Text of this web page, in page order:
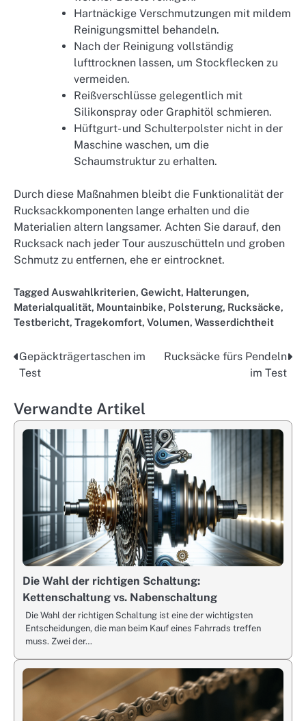
Hartnäckige Verschmutzungen mit mildem
Reinigungsmittel behandeln.
Nach der Reinigung vollständig
lufttrocknen lassen, um Stockflecken zu
vermeiden.
Reißverschlüsse gelegentlich mit
Silikonspray oder Graphitöl schmieren.
Hüftgurt- und Schulterpolster nicht in der
Maschine waschen, um die
Schaumstruktur zu erhalten.
Durch diese Maßnahmen bleibt die Funktionalität der
Rucksackkomponenten lange erhalten und die
Materialien altern langsamer. Achten Sie darauf, den
Rucksack nach jeder Tour auszuschütteln und groben
Schmutz zu entfernen, ehe er eintrocknet.
Tagged Auswahlkriterien, Gewicht, Halterungen,
Materialqualität, Mountainbike, Polsterung, Rucksäcke,
Testbericht, Tragekomfort, Volumen, Wasserdichtheit
Post
Gepäckträgertaschen im
Test
Rucksäcke fürs Pendeln
im Test
Verwandte Artikel
Die Wahl der richtigen Schaltung:
Kettenschaltung vs. Nabenschaltung
Die Wahl der richtigen Schaltung ist eine der wichtigsten
Entscheidungen, die man beim Kauf eines Fahrrads treffen
muss. Zwei der…